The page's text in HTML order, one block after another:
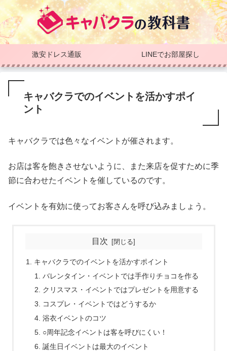
激安ドレス通販 LINEでお部屋探し
キャバクラでのイベントを活かすポイ
ント
キャバクラでは色々なイベントが催されます。
お店は客を飽きさせないように、また来店を促すために季
節に合わせたイベントを催しているのです。
イベントを有効に使ってお客さんを呼び込みましょう。
目次
キャバクラでのイベントを活かすポイント
バレンタイン・イベントでは手作りチョコを作る
クリスマス・イベントではプレゼントを用意する
コスプレ・イベントではどうするか
浴衣イベントのコツ
○周年記念イベントは客を呼びにくい！
誕生日イベントは最大のイベント